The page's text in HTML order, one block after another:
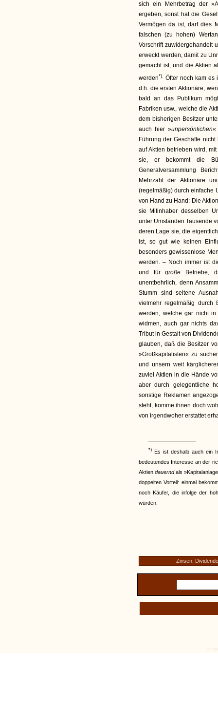
sich ein Mehrbetrag der
ergeben, sonst hat die
Vermögen da ist, darf dies
falschen (zu hohen)
Vorschrift zuwidergehandelt
erweckt werden, damit zu
gemacht ist, und die Aktien
werden*). Öfter noch kam es
d.h. die ersten Aktionäre,
bald an das Publikum
Fabriken usw., welche die
dem bisherigen Besitzer
auch hier »unpersönlichen«
Führung der Geschäfte
auf Aktien betrieben wird,
sie, er bekommt die
Generalversammlung
Mehrzahl der Aktionäre
(regelmäßig) durch einfache
von Hand zu Hand: Die
sie Mitinhaber desselben
unter Umständen Tausende
deren Lage sie, die
ist, so gut wie keinen
besonders gewissenlose
werden. – Noch immer ist
und fürgroße
Betriebe,
unentbehrlich, denn
Stumm sind seltene
vielmehr regelmäßig durch
werden, welche gar nicht
widmen, auch gar nichts
Tribut in Gestalt von
glauben, daß die Besitzer
»Großkapitalisten« zu
und unsern weit
zuviel Aktien in die Hände
aber durch gelegentliche
sonstige Reklamen
steht, komme ihnen doch
von irgendwoher erstattet
*) Es ist deshalb auch ein
bedeutendes Interesse an der
Aktien dauerndals
doppelten Vorteil: einmal
noch Käufer, die infolge der
würden.
Zinsen, Dividende